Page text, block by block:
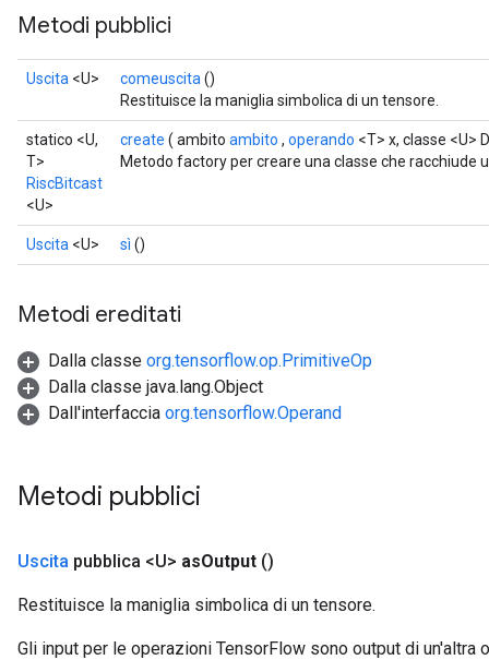
Metodi pubblici
Uscita <U> comeuscita ()
Restituisce la maniglia simbolica di un tensore.
statico <U,
T>
RiscBitcast
<U>
create ( ambito ambito , operando <T> x, classe <U>
Metodo factory per creare una classe che racchiude
Uscita <U> sì ()
Metodi ereditati
Dalla classe org.tensorflow.op.PrimitiveOp
Dalla classe java.lang.Object
Dall'interfaccia org.tensorflow.Operand
Metodi pubblici
Uscita pubblica <U> asOutput ()
Restituisce la maniglia simbolica di un tensore.
Gli input per le operazioni TensorFlow sono output di un'altra